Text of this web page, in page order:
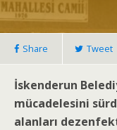
Share Tweet
İskenderun
mücadelesini
alanları